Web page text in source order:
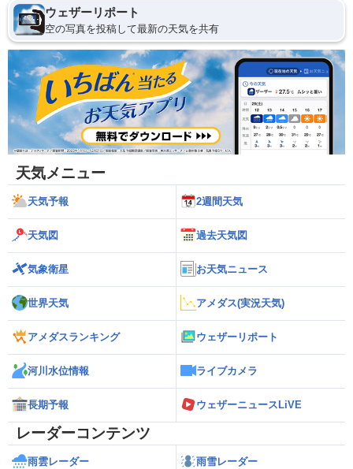
ウェザーリポート
空の写真を投稿して最新の天気を共有
天気メニュー
天気予報 2週間天気
天気図 過去天気図
気象衛星 お天気ニュース
世界天気 アメダス(実況天気)
アメダスランキング ウェザーリポート
河川水位情報 ライブカメラ
長期予報 ウェザーニュースLiVE
レーダーコンテンツ
雨雲レーダー 雨雪レーダー